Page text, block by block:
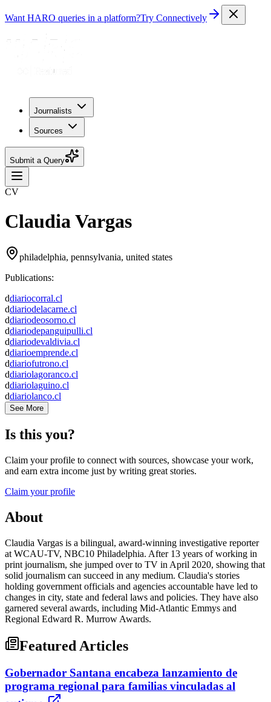
Want HARO queries in a platform?Try Connectively
Journalists
Sources
Submit a Query
CV
Claudia Vargas
philadelphia, pennsylvania, united states
Publications:
ddiariocorral.cl
ddiariodelacarne.cl
ddiariodeosorno.cl
ddiariodepanguipulli.cl
ddiariodevaldivia.cl
ddiarioemprende.cl
ddiariofutrono.cl
ddiariolagoranco.cl
ddiariolaguino.cl
ddiariolanco.cl
See More
Is this you?
Claim your profile to connect with sources, showcase your work,
and earn extra income just by writing great stories.
Claim your profile
About
Claudia Vargas is a bilingual, award-winning investigative reporter
at WCAU-TV, NBC10 Philadelphia. After 13 years of working in
print journalism, she jumped over to TV in April 2020, showing that
solid journalism can succeed in any medium. Claudia's stories
holding government officials and agencies accountable have led to
changes in city, state and federal laws and policies. They have also
garnered several awards, including Mid-Atlantic Emmys and
Regional Edward R. Murrow Awards.
Featured Articles
Gobernador Santana encabeza lanzamiento de
programa regional para familias vinculadas al